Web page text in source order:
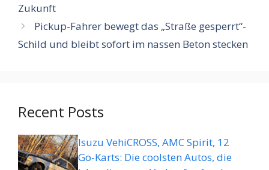
Zukunft
Pickup-Fahrer bewegt das „Straße gesperrt“-
Schild und bleibt sofort im nassen Beton stecken
Recent Posts
Isuzu VehiCROSS, AMC Spirit, 12
Go-Karts: Die coolsten Autos, die